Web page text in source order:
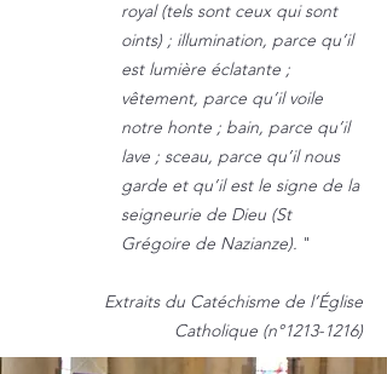
royal (tels sont ceux qui sont
oints) ; illumination, parce qu’il
est lumière éclatante ;
vêtement, parce qu’il voile
notre honte ; bain, parce qu’il
lave ; sceau, parce qu’il nous
garde et qu’il est le signe de la
seigneurie de Dieu (St
Grégoire de Nazianze). "
Extraits du Catéchisme de l’Église
Catholique (n°1213-1216)